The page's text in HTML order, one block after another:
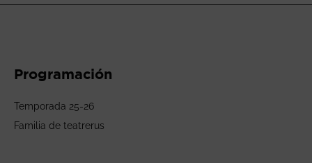
Programación
Temporada 25-26
Familia de teatrerus